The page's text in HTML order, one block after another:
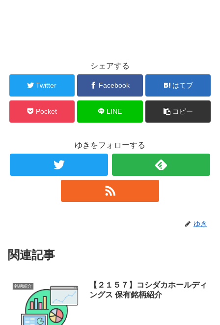
シェアする
Twitter Facebook はてブ
Pocket LINE コピー
ゆきをフォローする
ゆき
関連記事
銘柄紹介
【２１５７】コシダカホールディ
ングス 保有銘柄紹介